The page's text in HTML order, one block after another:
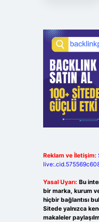
Reklam ve İletişim:
Yasal Uyarı: Bu
bir marka, kurum
hiçbir bağlantısı
Sitede yalnızca
makaleler